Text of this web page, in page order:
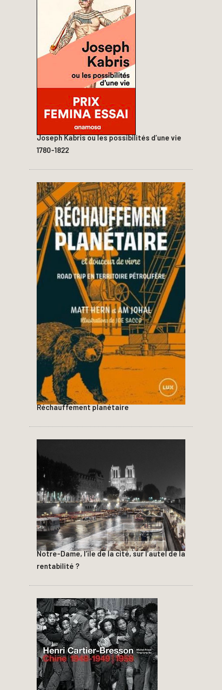
Joseph Kabris ou les possibilités d’une vie
1780-1822
Réchauffement planétaire
Notre-Dame, l’île de la cité, sur l’autel de la
rentabilité ?